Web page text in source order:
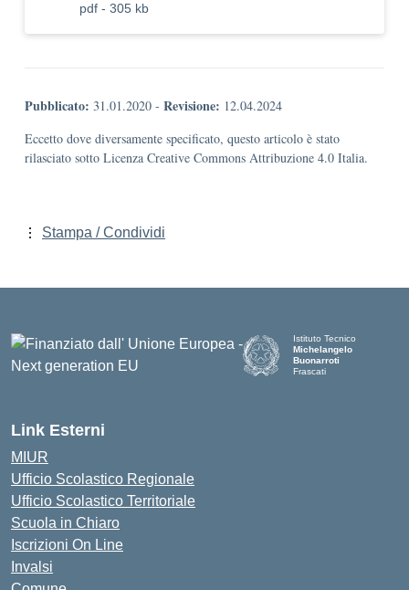
pdf - 305 kb
Pubblicato: 31.01.2020 - Revisione: 12.04.2024
Eccetto dove diversamente specificato, questo articolo è stato
rilasciato sotto Licenza Creative Commons Attribuzione 4.0 Italia.
Stampa / Condividi
Istituto Tecnico
Michelangelo
Buonarroti
Frascati
Link Esterni
MIUR
Ufficio Scolastico Regionale
Ufficio Scolastico Territoriale
Scuola in Chiaro
Iscrizioni On Line
Invalsi